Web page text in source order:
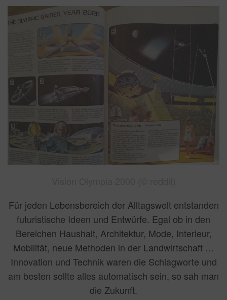
Für jeden Lebensbereich der Alltagswelt entstanden
futuristische Ideen und Entwürfe. Egal ob in den
Bereichen Haushalt, Architektur, Mode, Interieur,
Mobilität, neue Methoden in der Landwirtschaft …
Innovation und Technik waren die Schlagworte und
am besten sollte alles automatisch sein, so sah man
die Zukunft.